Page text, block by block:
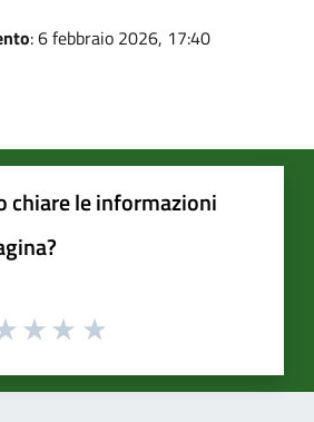
: 6 febbraio 2026, 17:40
chiare le informazioni